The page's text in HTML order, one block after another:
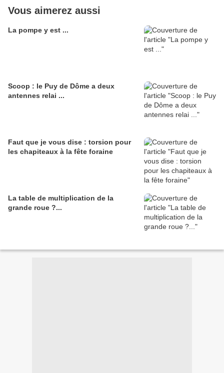
Vous aimerez aussi
La pompe y est ...
Scoop : le Puy de Dôme a deux
antennes relai ...
Faut que je vous dise : torsion pour
les chapiteaux à la fête foraine
La table de multiplication de la
grande roue ?...